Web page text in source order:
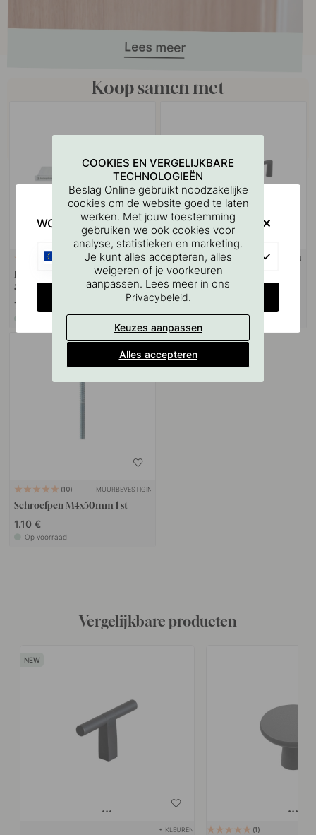
Koop samen met
Boorsjabloon voor handgrepen
& Knoppen
7 €
Op voorraad
1 + KLEUREN
Handgreep Bob - 160mm - Mat
Zwart
9.20 €
10 MUURBEVESTIGING
Schroefpen M4x50mm 1 st
1.10 €
Op voorraad
Vergelijkbare producten
+ KLEUREN 1
COOKIES EN VERGELIJKBARE
TECHNOLOGIEËN
Beslag Online gebruikt noodzakelijke
cookies om de website goed te laten
werken. Met jouw toestemming
gebruiken we ook cookies voor
analyse, statistieken en marketing.
Je kunt alles accepteren, alles
weigeren of je voorkeuren
aanpassen. Lees meer in ons
Privacybeleid.
Keuzes aanpassen
Alles accepteren
WOULD YOU RATHER VISIT?
CHANGE COUNTRY